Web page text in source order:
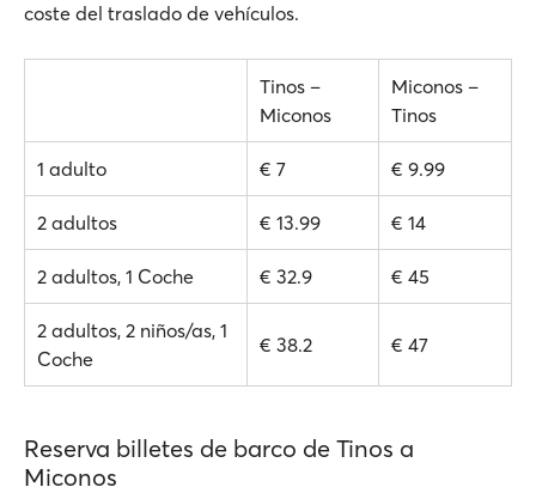
coste del traslado de vehículos.
Tinos –
Miconos
Miconos –
Tinos
1 adulto € 7 € 9.99
2 adultos € 13.99 € 14
2 adultos, 1 Coche € 32.9 € 45
2 adultos, 2 niños/as, 1
Coche
€ 38.2 € 47
Reserva billetes de barco de Tinos a
Miconos